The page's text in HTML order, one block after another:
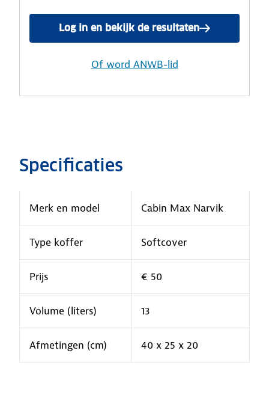
Log in en bekijk de resultaten
Of word ANWB-lid
Specificaties
Merk en model Cabin Max Narvik
Type koffer Softcover
Prijs € 50
Volume (liters) 13
Afmetingen (cm) 40 x 25 x 20